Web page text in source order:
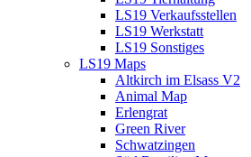
LS19 Verkaufsstellen
LS19 Werkstatt
LS19 Sonstiges
LS19 Maps
Altkirch im Elsass V2
Animal Map
Erlengrat
Green River
Schwatzingen